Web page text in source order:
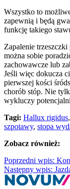
Wszystko to
zapewnią i będą
funkcję takiego
Zapalenie
można sobie
zachowawcze lub
Jeśli więc dokucza
pierwszej kości
chorób stóp. Nie
wykluczy
Tagi: Hallux rigidus,
szpotawy, stopa
Zobacz również:
Poprzedni wpis:
Następny wpis: